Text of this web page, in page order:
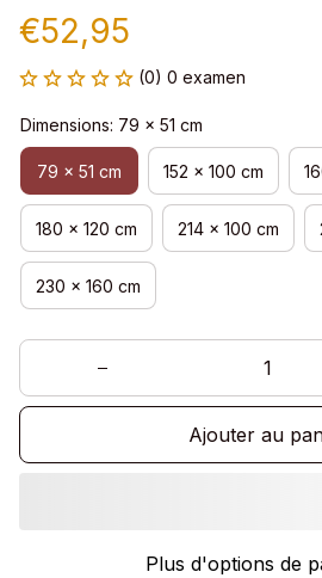
€52,95
(0) 0 examen
Dimensions: 79 x 51 cm
79 x 51 cm 152 x 100 cm
180 x 120 cm 214 x 100 cm
230 x 160 cm
Ajouter au
Plus d'options de